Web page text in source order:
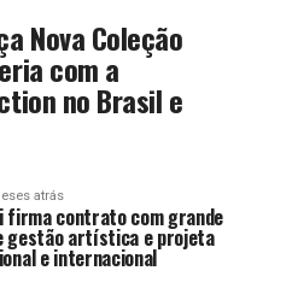
Nova Coleção
com a
no Brasil e
atrás
firma contrato com grande
gestão artística e projeta
e internacional